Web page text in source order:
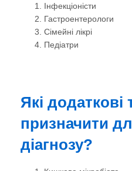
Інфекціоністи
Гастроентерологи
Сімейні лікрі
Педіатри
Які додаткові
призначити
діагнозу?